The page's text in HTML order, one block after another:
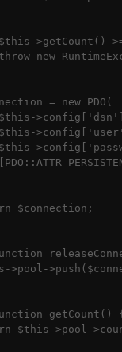
>getCount()
new
= new PDO(
$connection;
>pool-
getCount() {
$this->pool-